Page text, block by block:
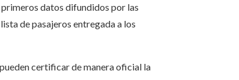
datos difundidos por las
de pasajeros entregada a los
certificar de manera oficial la